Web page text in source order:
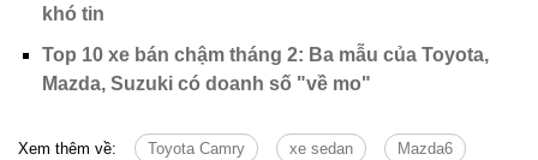
khó tin
Top 10 xe bán chậm tháng 2: Ba mẫu của Toyota,
Mazda, Suzuki có doanh số "về mo"
Xem thêm về: Toyota Camry xe sedan Mazda6